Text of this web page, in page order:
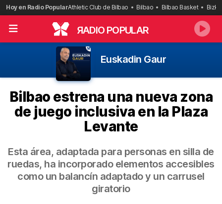
Saltar
al
contenido
Hoy en Radio PopularAthletic Club de Bilbao Bilbao Bilbao Basket
RADIO POPULAR
Euskadin Gaur
Bilbao estrena una nueva zona
de juego inclusiva en la Plaza
Levante
Esta área, adaptada para personas en silla de
ruedas, ha incorporado elementos accesibles
como un balancín adaptado y un carrusel
giratorio